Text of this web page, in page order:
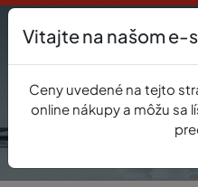
0
Vitajte na našom e-
Ceny uvedené na tejto
online nákupy a môžu sa